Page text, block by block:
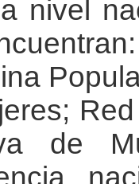
nivel
de